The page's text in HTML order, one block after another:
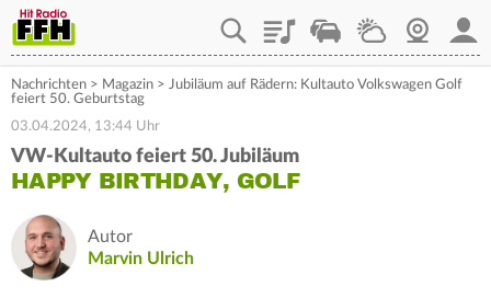
PlaylistStaupilotWetterWebcam
Nachrichten > Magazin > Jubiläum auf Rädern: Kultauto Volkswagen Golf
feiert 50. Geburtstag
03.04.2024, 13:44 Uhr
VW-Kultauto feiert 50. Jubiläum
HAPPY BIRTHDAY, GOLF
Autor
Marvin Ulrich